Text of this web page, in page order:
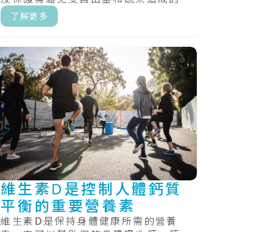
損害很重要。.....
了解更多
維生素D是控制人體鈣質
平衡的重要營養素
維生素D是保持身體健康所需的營養